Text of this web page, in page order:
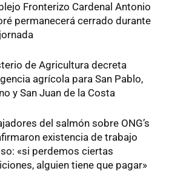
Fronterizo Cardenal Antonio
permanecerá cerrado durante
de Agricultura decreta
agrícola para San Pablo,
y San Juan de la Costa
del salmón sobre ONG’s
existencia de trabajo
«si perdemos ciertas
alguien tiene que pagar»